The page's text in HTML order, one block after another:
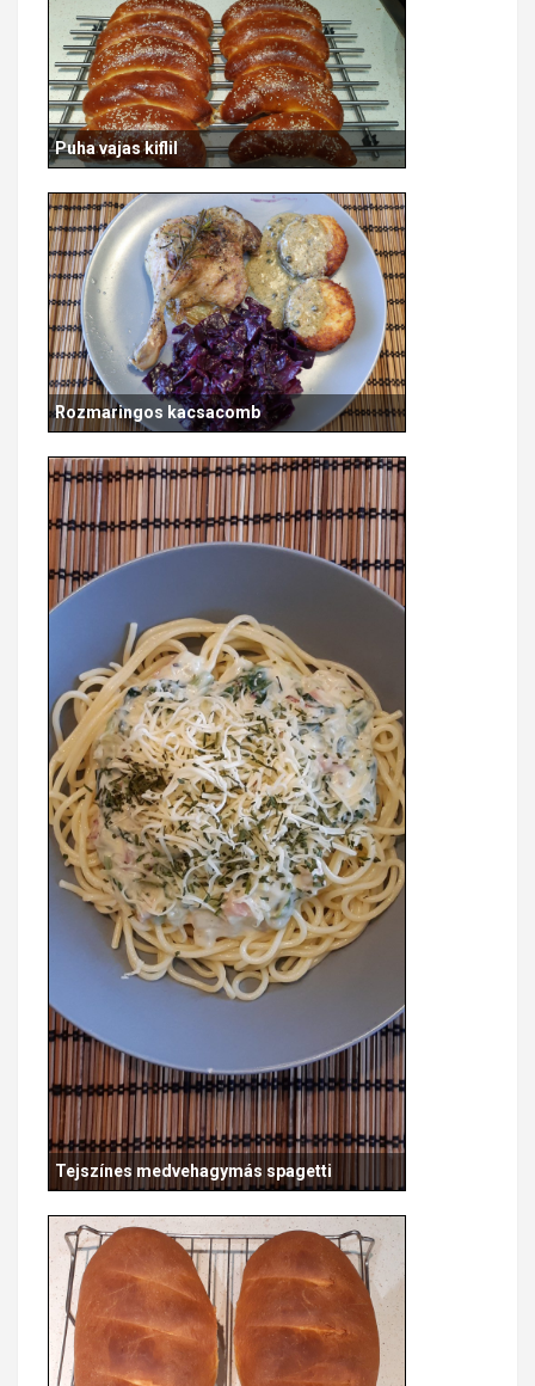
Puha vajas kiflil
Rozmaringos kacsacomb
Tejszínes medvehagymás spagetti